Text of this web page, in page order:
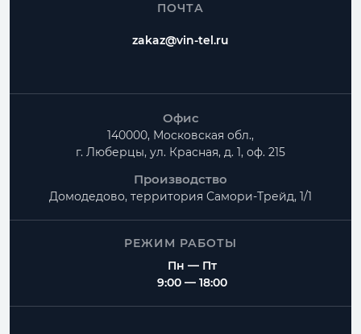
ПОЧТА
zakaz@vin-tel.ru
Офис
140000, Московская обл.,
г. Люберцы, ул. Красная, д. 1, оф. 215
Производство
Домодедово, территория Самори-Трейд, 1/1
РЕЖИМ РАБОТЫ
Пн — Пт
9:00 — 18:00